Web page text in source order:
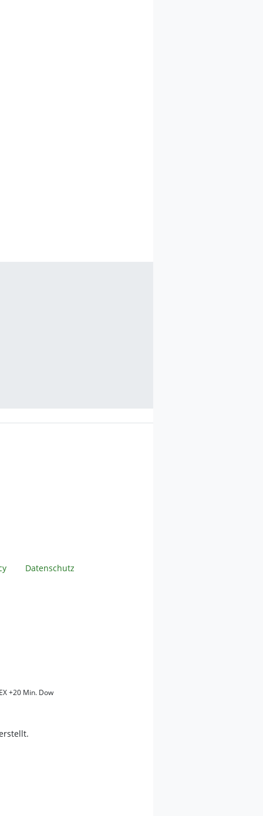
Datenschutz
+20 Min. Dow